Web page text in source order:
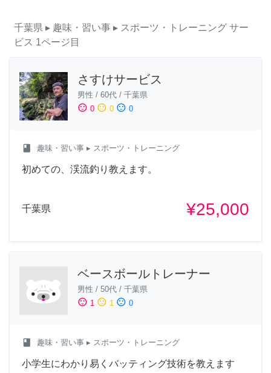
千葉県 ▸ 趣味・習い事 ▸ スポーツ・トレーニング サー
ビス 1ページ目
さすけサービス
男性 / 60代 / 千葉県
sentiment_satisfied 0 sentiment_neutral 0 sentiment_dissatisfied 0
class 趣味・習い事 ▸ スポーツ・トレーニング
初めての、渓流釣り教えます。
千葉県 ¥25,000
ベースボールトレーナー
男性 / 50代 / 千葉県
sentiment_satisfied 1 sentiment_neutral 1 sentiment_dissatisfied 0
class 趣味・習い事 ▸ スポーツ・トレーニング
小学生にわかり易くバッティング技術を教えます